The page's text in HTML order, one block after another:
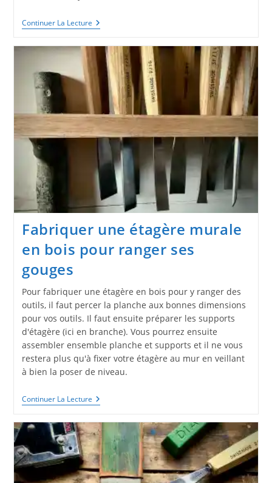
Continuer La LectureSoliflore
Tout
En
Bois
Sculpté
Un
Pas
À
Pas
Fabriquer une étagère murale
en bois pour ranger ses
gouges
Pour fabriquer une étagère en bois pour y ranger des
outils, il faut percer la planche aux bonnes dimensions
pour vos outils. Il faut ensuite préparer les supports
d'étagère (ici en branche). Vous pourrez ensuite
assembler ensemble planche et supports et il ne vous
restera plus qu'à fixer votre étagère au mur en veillant
à bien la poser de niveau.
Continuer La LectureFabriquer
Une
Murale
En
Bois
Pour
Ranger
Ses